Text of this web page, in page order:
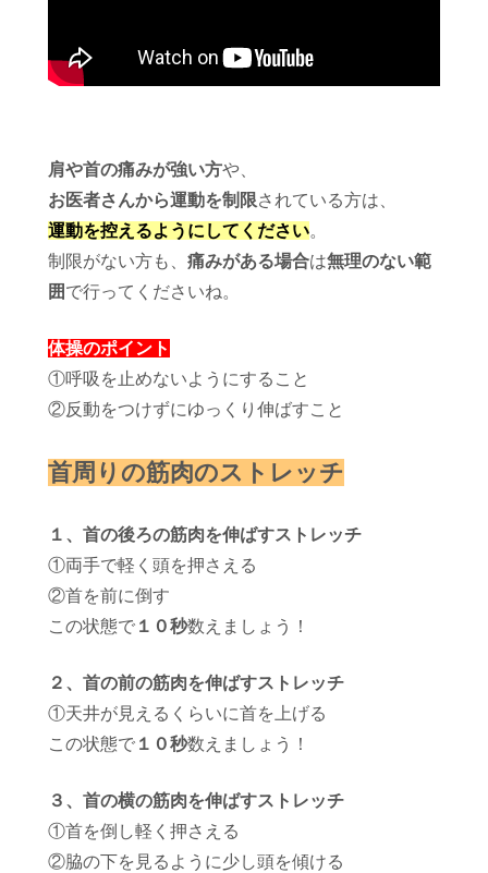
肩や首の痛みが強い方や、
お医者さんから運動を制限されている方は、
運動を控えるようにしてください。
制限がない方も、 痛みがある場合は無理のない範
囲で行ってくださいね。
体操のポイント
①呼吸を止めないようにすること
②反動をつけずにゆっくり伸ばすこと
首周りの筋肉のストレッチ
１、首の後ろの筋肉を伸ばすストレッチ
①両手で軽く頭を押さえる
②首を前に倒す
この状態で １０秒数えましょう！
２、首の前の筋肉を伸ばすストレッチ
①天井が見えるくらいに首を上げる
この状態で １０秒数えましょう！
３、首の横の筋肉を伸ばすストレッチ
①首を倒し軽く押さえる
②脇の下を見るように少し頭を傾ける